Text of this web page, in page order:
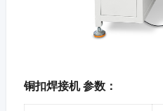
铜扣焊接机 参数：